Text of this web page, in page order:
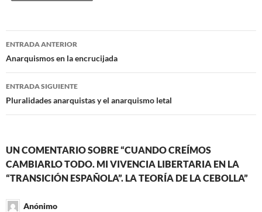
Navegación
de
entradas
ENTRADA ANTERIOR
Anarquismos en la encrucijada
ENTRADA SIGUIENTE
Pluralidades anarquistas y el anarquismo letal
UN COMENTARIO SOBRE “CUANDO CREÍMOS
CAMBIARLO TODO. MI VIVENCIA LIBERTARIA EN LA
“TRANSICIÓN ESPAÑOLA”. LA TEORÍA DE LA CEBOLLA”
Anónimo